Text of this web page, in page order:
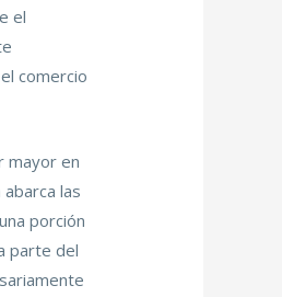
el
comercio
mayor en
las
porción
parte del